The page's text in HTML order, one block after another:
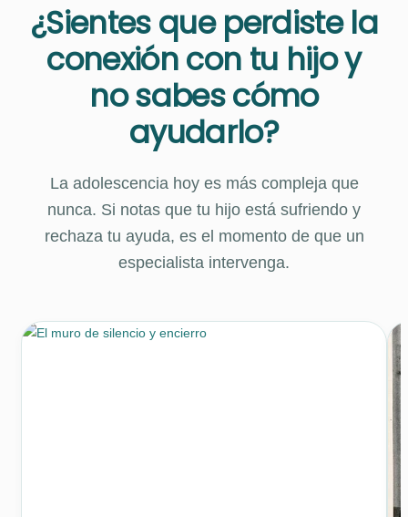
¿Sientes que perdiste la
conexión con tu hijo y
no sabes cómo
ayudarlo?
La adolescencia hoy es más compleja que
nunca. Si notas que tu hijo está sufriendo y
rechaza tu ayuda, es el momento de que un
especialista intervenga.